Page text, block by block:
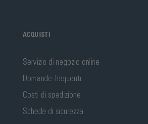
ACQUISTI
Servizio di negozio online
Domande frequenti
Costi di spedizione
Schede di sicurezza